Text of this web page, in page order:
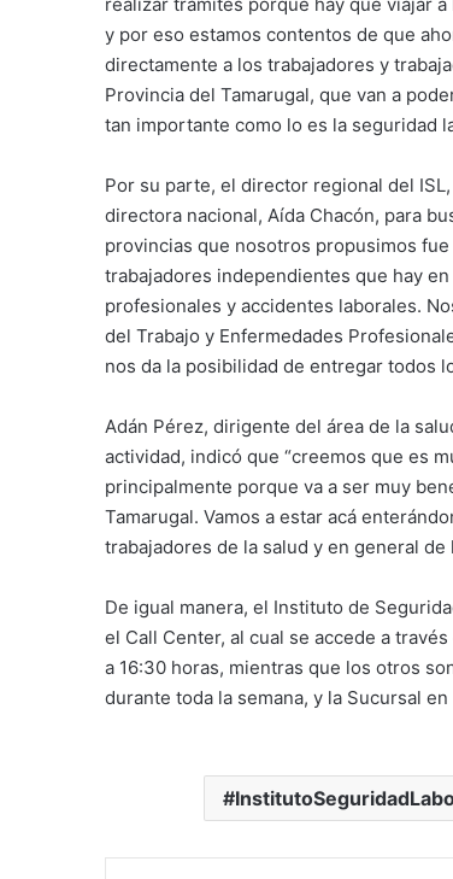
y por eso estamos contentos de que
directamente a los trabajadores y
Provincia del Tamarugal, que van a
tan importante como lo es la seguridad
Por su parte, el director regional del
directora nacional, Aída Chacón, para
provincias que nosotros propusimos
trabajadores independientes que hay
profesionales y accidentes laborales.
del Trabajo y Enfermedades
nos da la posibilidad de entregar todos
Adán Pérez, dirigente del área de la
actividad, indicó que “creemos que es
principalmente porque va a ser muy
Tamarugal. Vamos a estar acá
trabajadores de la salud y en general de
De igual manera, el Instituto de
el Call Center, al cual se accede a
a 16:30 horas, mientras que los otros
durante toda la semana, y la Sucursal